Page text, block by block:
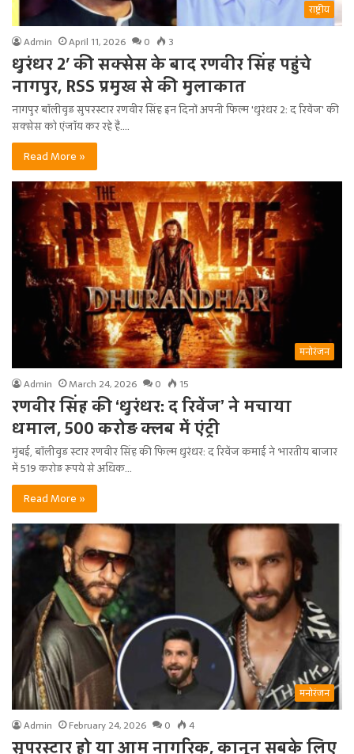
राष्ट्रीय
Admin April 11, 2026 0 3
धुरंधर 2′ की सक्सेस के बाद रणवीर सिंह पहुंचे
नागपुर, RSS प्रमुख से की मुलाकात
नागपुर बॉलीवुड सुपरस्टार रणवीर सिंह इन दिनों अपनी फिल्म 'धुरंधर 2: द रिवेंज' की
सक्सेस को एंजॉय कर रहे हैं.…
Read More »
मनोरंजन
Admin March 24, 2026 0 15
रणवीर सिंह की ‘धुरंधर: द रिवेंज’ ने मचाया
धमाल, 500 करोड़ क्लब में एंट्री
मुंबई, बॉलीवुड स्टार रणवीर सिंह की फिल्म धुरंधर: द रिवेंज कमाई ने भारतीय बाजार
में 519 करोड़ रूपये से अधिक…
Read More »
मनोरंजन
Admin February 24, 2026 0 4
सुपरस्टार हो या आम नागरिक, कानून सबके लिए